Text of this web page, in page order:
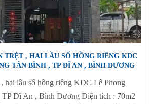
TRỆT , HAI LẦU SỔ HỒNG RIÊNG KDC
TÂN BÌNH , TP DĨ AN , BÌNH DƯƠNG
hai lầu sổ hồng riêng KDC Lê Phong
Dĩ An , Bình Dương Diện tích : 70m2